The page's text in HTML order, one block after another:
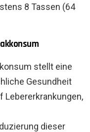
8 Tassen (64
stellt eine
Gesundheit
Lebererkrankungen,
dieser